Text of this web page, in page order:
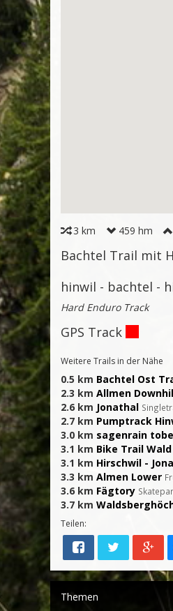
3 km 459 hm
Bachtel Trail mit
hinwil - bachtel -
Hard Enduro Track
GPS Track
Weitere Trails in der Nähe
0.5 km Bachtel Ost
2.3 km Allmen
2.6 km Jonathal
2.7 km Pumptrack
3.0 km sagenrain
3.1 km Bike Trail Wald
3.1 km Hirschwil -
3.3 km Almen Lower
3.6 km Fägtory
3.7 km
Teilen:
Themen